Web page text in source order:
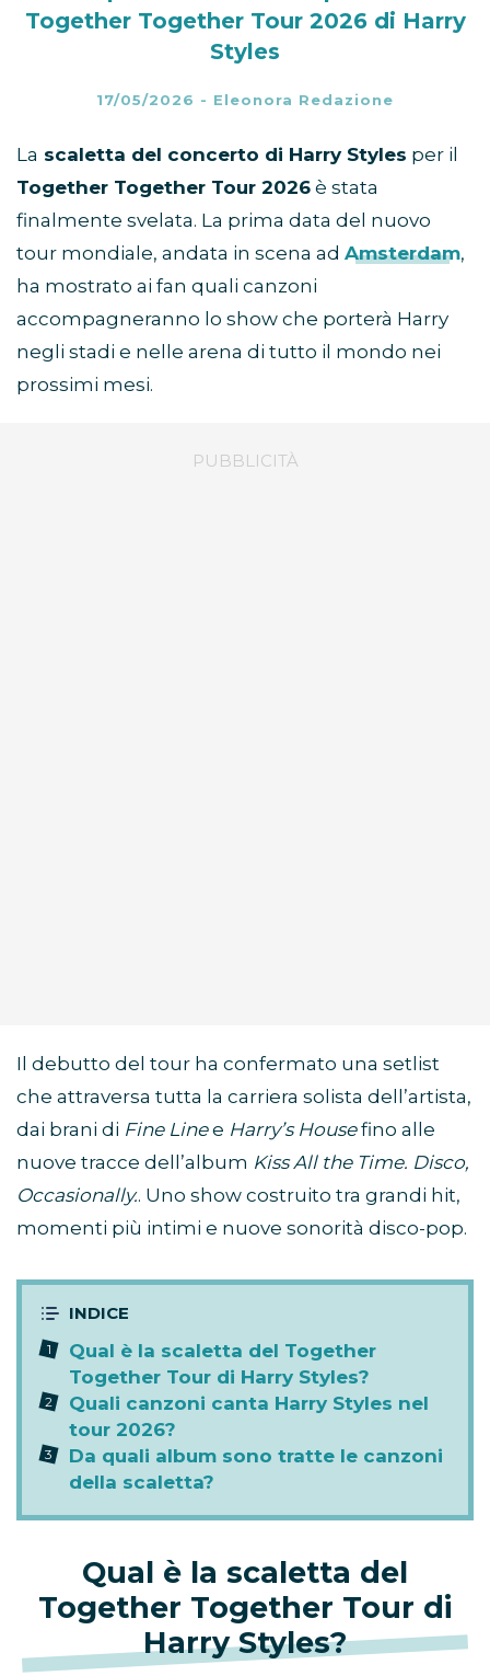
Together Together Tour 2026 di Harry
Styles
17/05/2026 - Eleonora Redazione
La scaletta del concerto di Harry Styles per il
Together Together Tour 2026 è stata
finalmente svelata. La prima data del nuovo
tour mondiale, andata in scena ad Amsterdam,
ha mostrato ai fan quali canzoni
accompagneranno lo show che porterà Harry
negli stadi e nelle arena di tutto il mondo nei
prossimi mesi.
Il debutto del tour ha confermato una setlist
che attraversa tutta la carriera solista dell’artista,
dai brani di Fine Linee Harry’s Housefino alle
nuove tracce dell’album Kiss All the Time. Disco,
Occasionally.. Uno show costruito tra grandi hit,
momenti più intimi e nuove sonorità disco-pop.
Qual è la scaletta del Together
Together Tour di Harry Styles?
Quali canzoni canta Harry Styles nel
tour 2026?
Da quali album sono tratte le canzoni
della scaletta?
Qual è la scaletta del
Together Together Tour di
Harry Styles?